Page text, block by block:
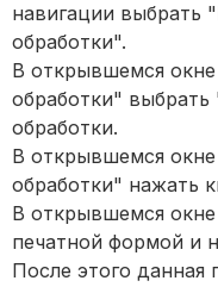
навигации выбрать
обработки".
В открывшемся
обработки"
обработки.
В открывшемся
обработки" нажать
В открывшемся
печатной формой и
После этого данная